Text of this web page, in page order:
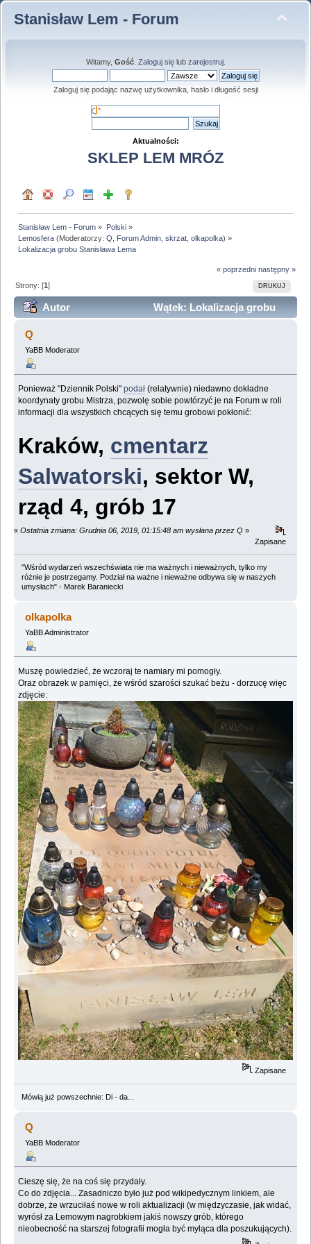
Stanisław Lem - Forum
Witamy, Gość. Zaloguj sięlub zarejestruj.
Zaloguj się podając nazwę użytkownika, hasło i długość sesji
Aktualności:
SKLEP LEM MRÓZ
Stanisław Lem - Forum » Polski»
Lemosfera (Moderatorzy:Q Forum Admin ,skrzat ,olkapolka) »
Lokalizacja grobu Stanisława Lema
« poprzedni następny »
DRUKUJ
Strony: [1]
Autor
Wątek: Lokalizacja grobu
Stanisława Lema (Przeczytany 73089 razy)
Q
YaBB Moderator
Ponieważ "Dziennik Polski"podał (relatywnie) niedawno dokładne
koordynaty grobu Mistrza, pozwolę sobie powtórzyć je na Forum w roli
informacji dla wszystkich chcących się temu grobowi pokłonić:
Kraków, cmentarz
Salwatorski, sektor W,
rząd 4, grób 17
« Ostatnia zmiana: Grudnia 06, 2019, 01:15:48 am wysłana przez Q »
Zapisane
"Wśród wydarzeń wszechświata nie ma ważnych i nieważnych, tylko my
różnie je postrzegamy. Podział na ważne i nieważne odbywa się w naszych
umysłach" - Marek Baraniecki
olkapolka
YaBB Administrator
Muszę powiedzieć, że wczoraj te namiary mi pomogły.
Oraz obrazek w pamięci, że wśród szarości szukać beżu - dorzucę więc
zdjęcie:
Zapisane
Mówią już powszechnie: Di - da...
Q
YaBB Moderator
Cieszę się, że na coś się przydały.
Co do zdjęcia... Zasadniczo było już pod wikipedycznym linkiem, ale
dobrze, że wrzuciłaś nowe w roli aktualizacji (w międzyczasie, jak widać,
wyrósł za Lemowym nagrobkiem jakiś nowszy grób, którego
nieobecność na starszej fotografii mogła być myląca dla poszukujących).